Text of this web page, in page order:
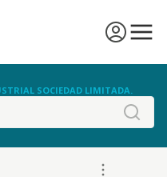
SOCIEDAD LIMITADA.